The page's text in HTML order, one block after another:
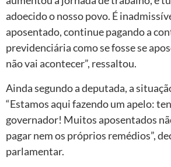
adoecido o nosso povo. É
aposentado, continue pagando a
previdenciária como se fosse se
não vai acontecer”, ressaltou.
Ainda segundo a deputada, a
“Estamos aqui fazendo um apelo:
governador! Muitos aposentados
pagar nem os próprios remédios”,
parlamentar.